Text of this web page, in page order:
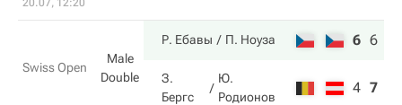
20.07, 12:20
Swiss Open
Male
Double
Р. Ебавы П. Ноуза 6 6
З.
Бергс
Ю.
Родионов
4 7